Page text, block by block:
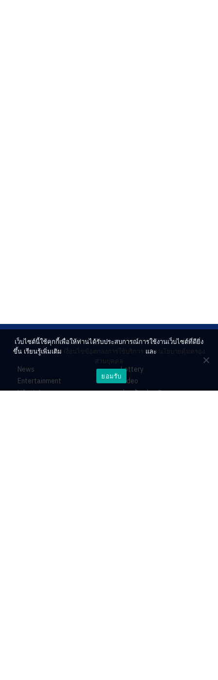
News
Entertainment
Lifestyle
Lottery
Video
ร่วมด้วยช่วยกัน
เว็บไซต์นี้ใช้คุกกี้เพื่อให้ท่านได้รับประสบการณ์การใช้งานเว็บไซต์ที่ดียิ่ง
ขึ้น เรียนรู้เพิ่มเติม เงื่อนไขข้อตกลงการใช้บริการ และ นโยบายคุ้มครอง
ส่วนบุคคล
ยอมรับ